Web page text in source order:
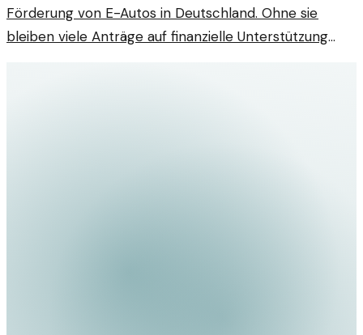
Förderung von E-Autos in Deutschland. Ohne sie
bleiben viele Anträge auf finanzielle Unterstützung